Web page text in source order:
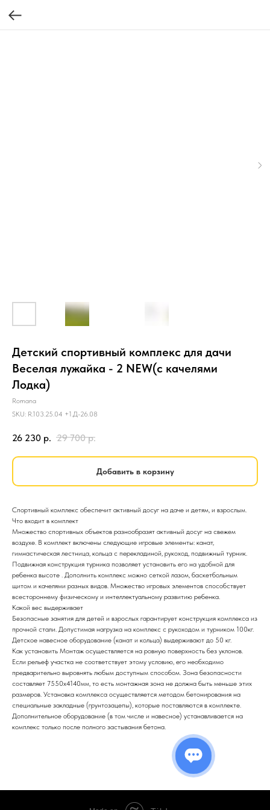
Детский спортивный комплекс для дачи
Веселая лужайка - 2 NEW(с качелями
Лодка)
Romana
SKU: R.103.25.04 +1.Д-26.08
26 230 р. 29 700 р.
Добавить в корзину
Спортивный комплекс обеспечит активный досуг на даче и детям, и взрослым.
Что входит в комплект
Множество спортивных объектов разнообразят активный досуг на свежем
воздухе. В комплект включены следующие игровые элементы: канат,
гимнастическая лестница, кольца с перекладиной, рукоход, подвижный турник.
Подвижная конструкция турника позволяет установить его на удобной для
ребенка высоте . Дополнить комплекс можно сеткой лазом, баскетбольным
щитом и качелями разных видов. Множество игровых элементов способствует
всестороннему физическому и интеллектуальному развитию ребенка.
Какой вес выдерживает
Безопасные занятия для детей и взрослых гарантирует конструкция комплекса из
прочной стали. Допустимая нагрузка на комплекс с рукоходом и турником 100кг.
Детское навесное оборудование (канат и кольца) выдерживают до 50 кг.
Как установить Монтаж осуществляется на ровную поверхность без уклонов.
Если рельеф участка не соответствует этому условию, его необходимо
предварительно выровнять любым доступным способом. Зона безопасности
составляет 7550х4140мм, то есть монтажная зона не должна быть меньше этих
размеров. Установка комплекса осуществляется методом бетонирования на
специальные закладные (грунтозацепы), которые поставляются в комплекте.
Дополнительное оборудование (в том числе и навесное) устанавливается на
комплекс только после полного застывания бетона.